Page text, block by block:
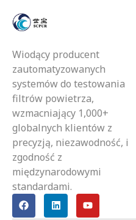
Wiodący producent
zautomatyzowanych
systemów do testowania
filtrów powietrza,
wzmacniający 1,000+
globalnych klientów z
precyzją, niezawodność, i
zgodność z
międzynarodowymi
standardami.